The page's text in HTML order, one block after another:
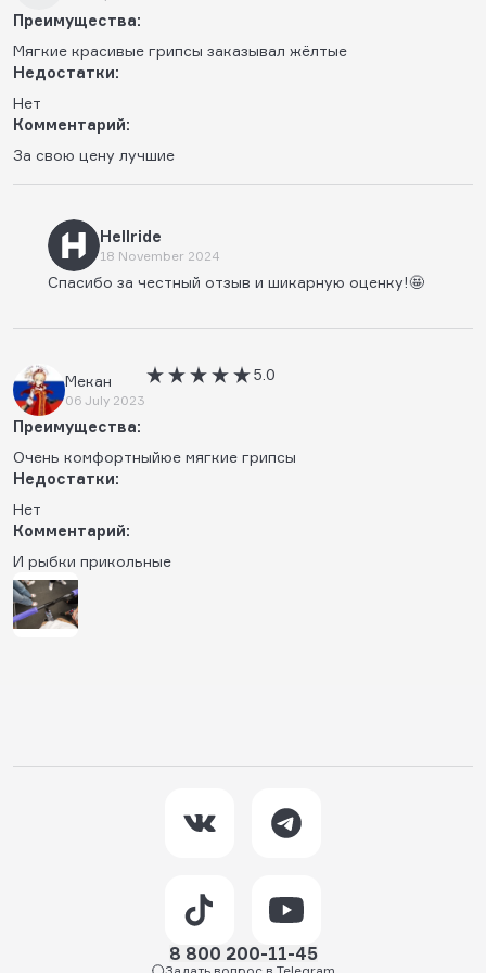
Преимущества:
Мягкие красивые грипсы заказывал жёлтые
Недостатки:
Нет
Комментарий:
За свою цену лучшие
Hellride
18 November 2024
Спасибо за честный отзыв и шикарную оценку!🤩
Мекан
06 July 2023
5.0
Преимущества:
Очень комфортныйюе мягкие грипсы
Недостатки:
Нет
Комментарий:
И рыбки прикольные
8 800 200-11-45